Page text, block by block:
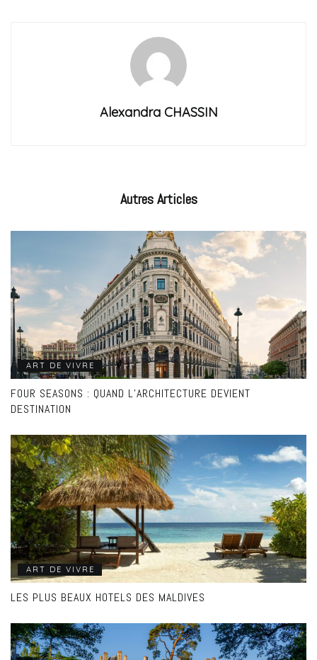
Alexandra CHASSIN
AutresArticles
ART DE VIVRE
FOUR SEASONS : QUAND L’ARCHITECTURE DEVIENT
DESTINATION
ART DE VIVRE
LES PLUS BEAUX HOTELS DES MALDIVES